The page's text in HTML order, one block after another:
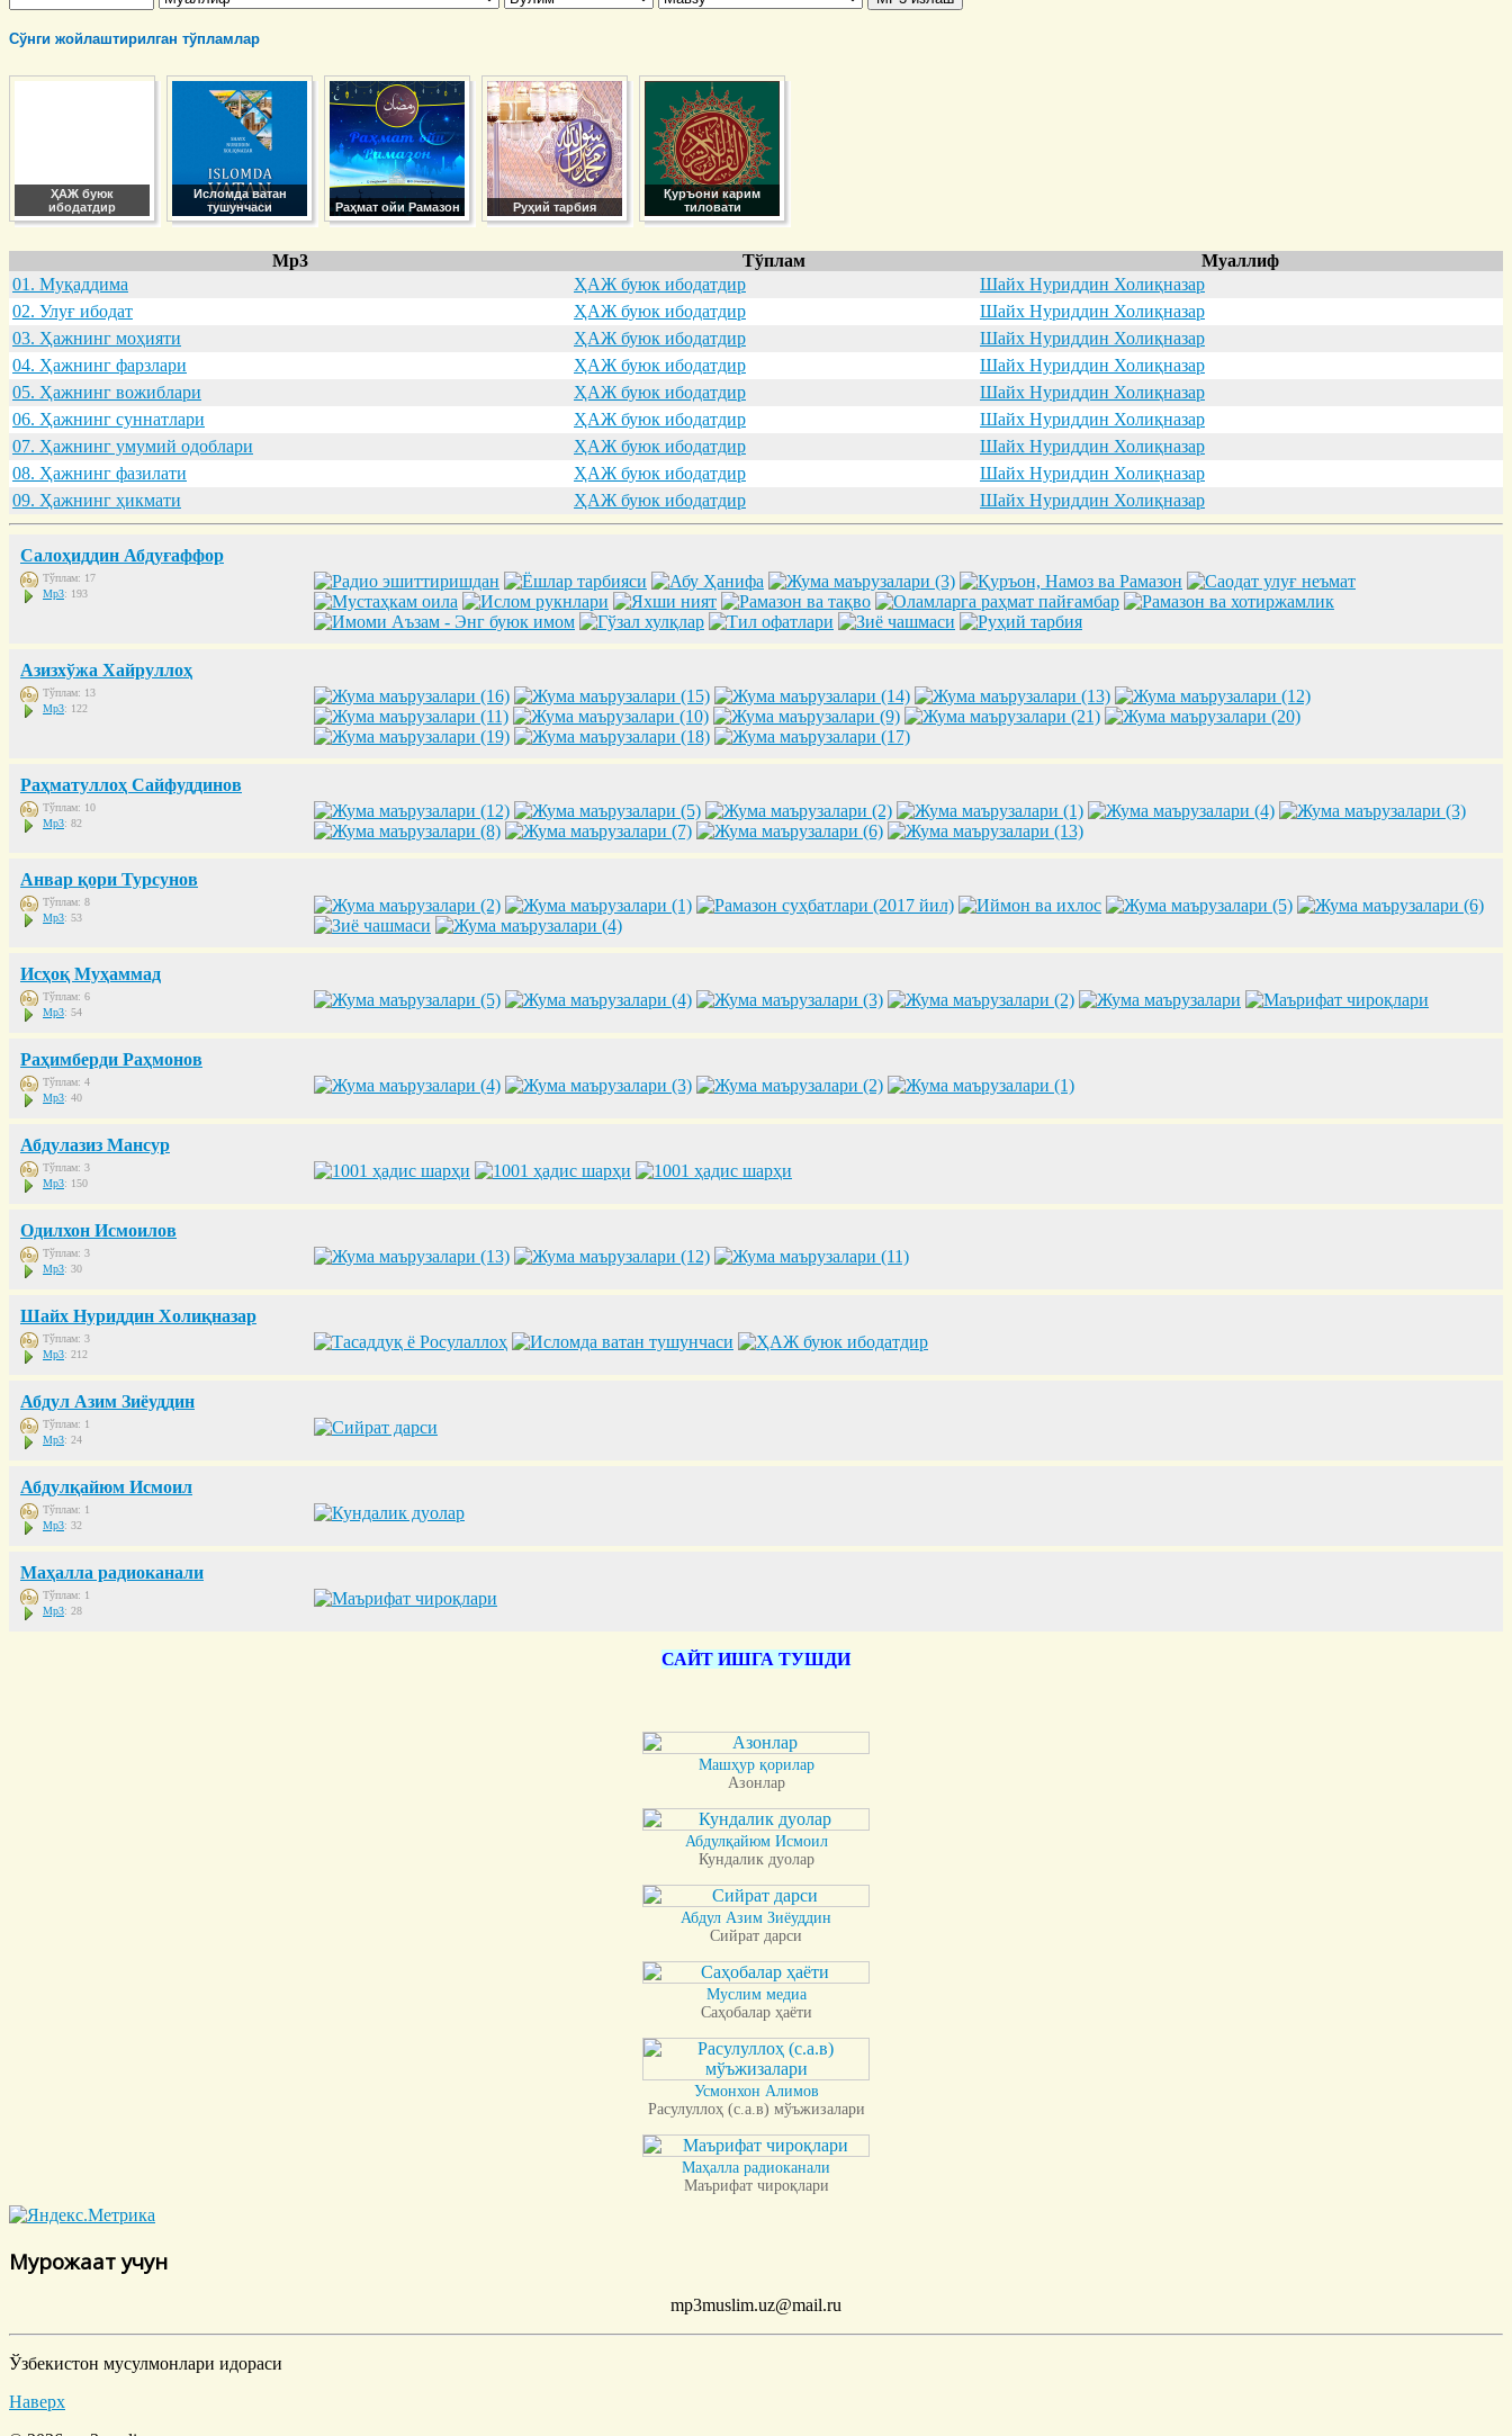
Сўнги жойлаштирилган тўпламлар
ҲАЖ буюк
ибодатдир
Исломда ватан
тушунчаси
Раҳмат ойи Рамазон Руҳий тарбия
Қуръони карим
тиловати
Mp3 Тўплам
Муаллиф
01. Муқaддимa
ҲАЖ буюк ибодатдир
Шайх Нуриддин Холиқназар
02. Улуғ ибодaт
ҲАЖ буюк ибодатдир
Шайх Нуриддин Холиқназар
03. Ҳaжнинг моҳияти
ҲАЖ буюк ибодатдир
Шайх Нуриддин Холиқназар
04. Ҳaжнинг фaрзлaри
ҲАЖ буюк ибодатдир
Шайх Нуриддин Холиқназар
05. Ҳaжнинг вожиблaри
ҲАЖ буюк ибодатдир
Шайх Нуриддин Холиқназар
06. Ҳaжнинг суннaтлaри
ҲАЖ буюк ибодатдир
Шайх Нуриддин Холиқназар
07. Ҳaжнинг умумий одоблaри
ҲАЖ буюк ибодатдир
Шайх Нуриддин Холиқназар
08. Ҳaжнинг фaзилaти
ҲАЖ буюк ибодатдир
Шайх Нуриддин Холиқназар
09. Ҳaжнинг ҳикмaти
ҲАЖ буюк ибодатдир Шайх Нуриддин Холиқназар
Салоҳиддин Абдуғаффор
Тўплам: 17
Mp3: 193
Азизхўжа Хайруллоҳ
Тўплам: 13
Mp3: 122
Раҳматуллоҳ Сайфуддинов
Тўплам: 10
Mp3: 82
Анвар қори Турсунов
Тўплам: 8
Mp3: 53
Исҳоқ Муҳаммад
Тўплам: 6
Mp3: 54
Раҳимберди Раҳмонов
Тўплам: 4
Mp3: 40
Абдулазиз Мансур
Тўплам: 3
Mp3: 150
Одилхон Исмоилов
Тўплам: 3
Mp3: 30
Шайх Нуриддин Холиқназар
Тўплам: 3
Mp3: 212
Абдул Азим Зиёуддин
Тўплам: 1
Mp3: 24
Абдулқайюм Исмоил
Тўплам: 1
Mp3: 32
Маҳалла радиоканали
Тўплам: 1
Mp3: 28
САЙТ ИШГА ТУШДИ
Машҳур қорилар
Азонлар
Абдулқайюм Исмоил
Кундалик дуолар
Абдул Азим Зиёуддин
Сийрат дарси
Муслим медиа
Саҳобалар ҳаёти
Усмонхон Алимов
Расулуллоҳ (с.а.в) мўъжизалари
Маҳалла радиоканали
Маърифат чироқлари
Мурожаат учун
mp3muslim.uz@mail.ru
Ўзбекистон мусулмонлари идораси
Наверх